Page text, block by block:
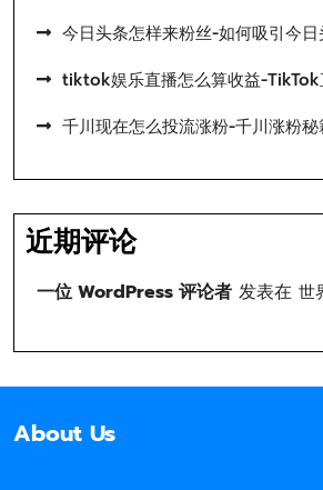
今日头条怎样来粉丝-如何吸引今日
tiktok娱乐直播怎么算收益-TikTok
千川现在怎么投流涨粉-千川涨粉秘
近期评论
一位 WordPress 评论者 发表在 世
About Us